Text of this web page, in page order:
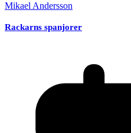
Mikael Andersson
Rackarns spanjorer